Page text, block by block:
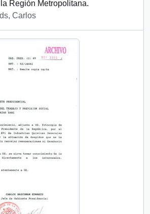
Región Metropolitana.
Carlos